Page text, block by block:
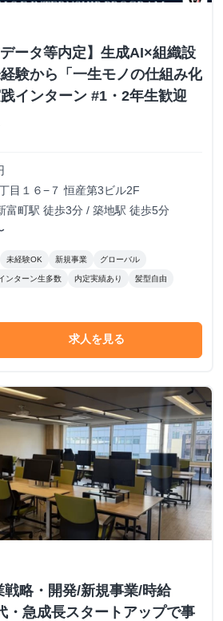
データ等内定】生成AI×組織設
験から「一生モノの仕組み化
インターン #1・2年生歓迎
目１６−７ 恒産第3ビル2F
富町駅 徒歩3分 / 築地駅 徒歩5分
未経験OK 新規事業 グローバル
ンターン生多数 内定実績あり 髪型自由
求人を見る
戦略・開発/新規事業/時給
・急成長スタートアップで事